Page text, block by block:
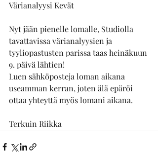
Värianalyysi Kevät
Nyt jään pienelle lomalle, Studiolla
tavattavissa värianalyysien ja
tyyliopastusten parissa taas heinäkuun
9. päivä lähtien!
Luen sähköposteja loman aikana
useamman kerran, joten älä epäröi
ottaa yhteyttä myös lomani aikana.
Terkuin Riikka